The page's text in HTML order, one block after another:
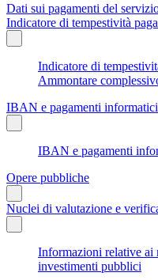
Dati sui pagamenti del
Indicatore di tempestività
Indicatore di
Ammontare
IBAN e pagamenti informatici
IBAN e pagamenti
Opere pubbliche
Nuclei di valutazione e
Informazioni relative ai
investimenti pubblici